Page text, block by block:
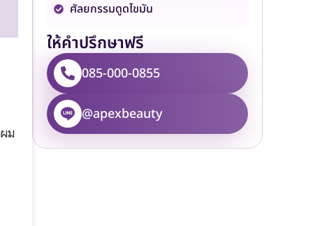
ม
ศัลยกรรมดูดไขมัน
ให้คำปรึกษาฟรี
085-000-0855
@apexbeauty